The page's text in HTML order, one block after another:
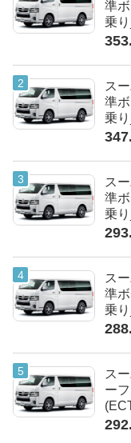
準
乗
ス
準
乗
ス
準
乗
ス
準
乗
ス
ー